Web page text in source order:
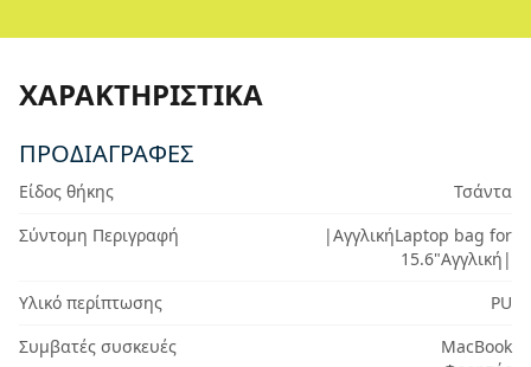
ΧΑΡΑΚΤΗΡΙΣΤΙΚΆ
ΠΡΟΔΙΑΓΡΑΦΈΣ
Είδος θήκης
Τσάντα
Σύντομη Περιγραφή
|ΑγγλικήLaptop bag for
15.6"Αγγλική|
Υλικό περίπτωσης
PU
Συμβατές συσκευές
MacBook